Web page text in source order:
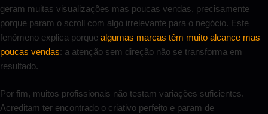
geram muitas visualizações mas poucas vendas, precisamente
porque param o scroll com algo irrelevante para o negócio. Este
fenómeno explica porque algumas marcas têm muito alcance mas
poucas vendas: a atenção sem direção não se transforma em
resultado.
Por fim, muitos profissionais não testam variações suficientes.
Acreditam ter encontrado o criativo perfeito e param de